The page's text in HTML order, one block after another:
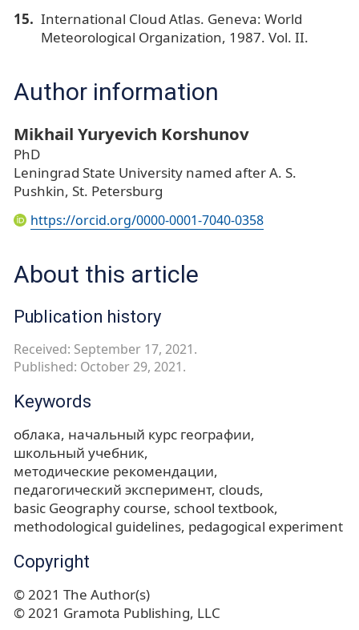
International Cloud Atlas. Geneva: World
Meteorological Organization, 1987. Vol. II.
Author information
Mikhail Yuryevich Korshunov
PhD
Leningrad State University named after A. S.
Pushkin, St. Petersburg
https://orcid.org/0000-0001-7040-0358
About this article
Publication history
Received: September 17, 2021.
Published: October 29, 2021.
Keywords
облака начальный курс географии
школьный учебник
методические рекомендации
педагогический эксперимент clouds
basic Geography course school textbook
methodological guidelines pedagogical experiment
Copyright
© 2021 The Author(s)
© 2021 Gramota Publishing, LLC